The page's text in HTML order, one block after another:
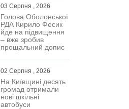
03 Серпня , 2026
Голова Оболонської
РДА Кирило Фесик
йде на підвищення
– вже зробив
прощальний допис
02 Серпня , 2026
На Київщині десять
громад отримали
нові шкільні
автобуси